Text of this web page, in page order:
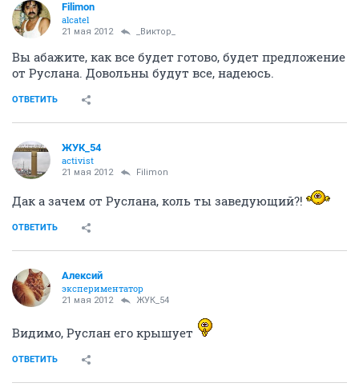
Filimon
alcatel
21 мая 2012 _Виктор_
Вы абажите, как все будет готово, будет предложение
от Руслана. Довольны будут все, надеюсь.
ОТВЕТИТЬ
ЖУК_54
activist
21 мая 2012 Filimon
Дак а зачем от Руслана, коль ты заведующий?!
ОТВЕТИТЬ
Алексий
экспериментатор
21 мая 2012 ЖУК_54
Видимо, Руслан его крышует
ОТВЕТИТЬ